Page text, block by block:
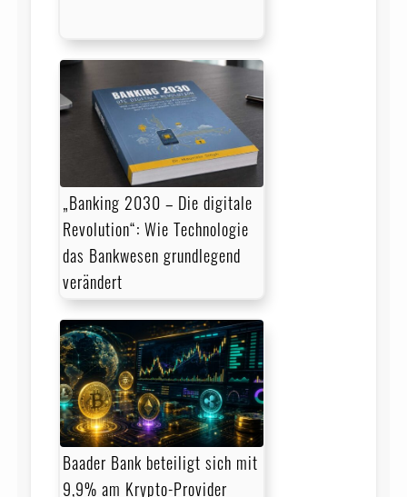
„Banking 2030 – Die digitale
Revolution“: Wie Technologie
das Bankwesen grundlegend
verändert
Baader Bank beteiligt sich mit
9,9% am Krypto-Provider